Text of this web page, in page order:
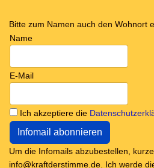
Bitte zum Namen auch den Wohnort
Name
E-Mail
Ich akzeptiere die
Um die Infomails abzubestellen,
info@kraftderstimme.de. Ich werde